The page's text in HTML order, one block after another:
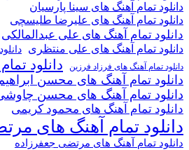
دانلود تمام آهنگ های سینا پارسیان
دانلود تمام آهنگ های علیرضا طلیسچی
دانلود تمام آهنگ های علی عبدالمالکی
دانلود تمام آهنگ های علی منتظری
دانلود تمام آهنگ های فرزاد فرزین دانلود
دانلود تمام آهنگ های محسن
دانلود تمام آهنگ های محسن
دانلود تمام آهنگ های محمود کریمی
دانلود تمام آهنگ های
دانلود تمام آهنگ های مرتضی جعفرزاده